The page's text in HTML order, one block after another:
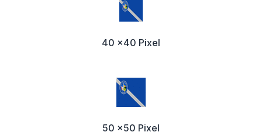
40 x40 Pixel
50 x50 Pixel